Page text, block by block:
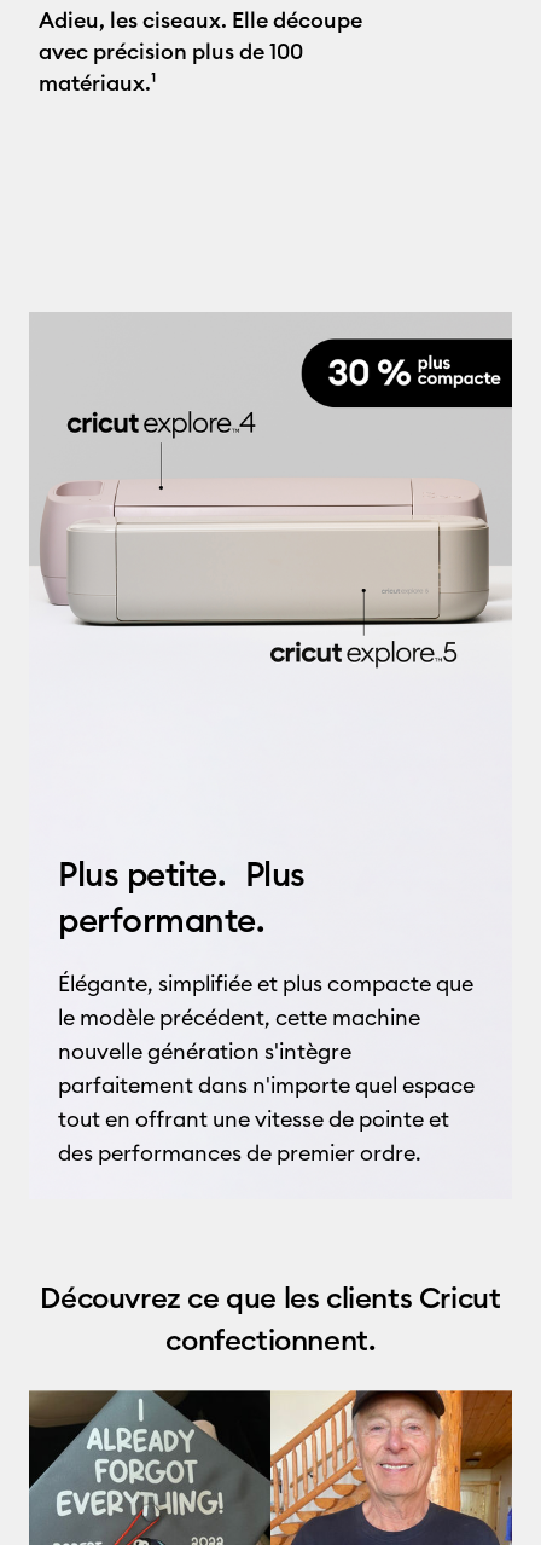
Adieu, les ciseaux. Elle découpe
avec précision plus de 100
matériaux.¹
Plus petite. Plus
performante.
Élégante, simplifiée et plus compacte que
le modèle précédent, cette machine
nouvelle génération s'intègre
parfaitement dans n'importe quel espace
tout en offrant une vitesse de pointe et
des performances de premier ordre.
Découvrez ce que les clients Cricut
confectionnent.